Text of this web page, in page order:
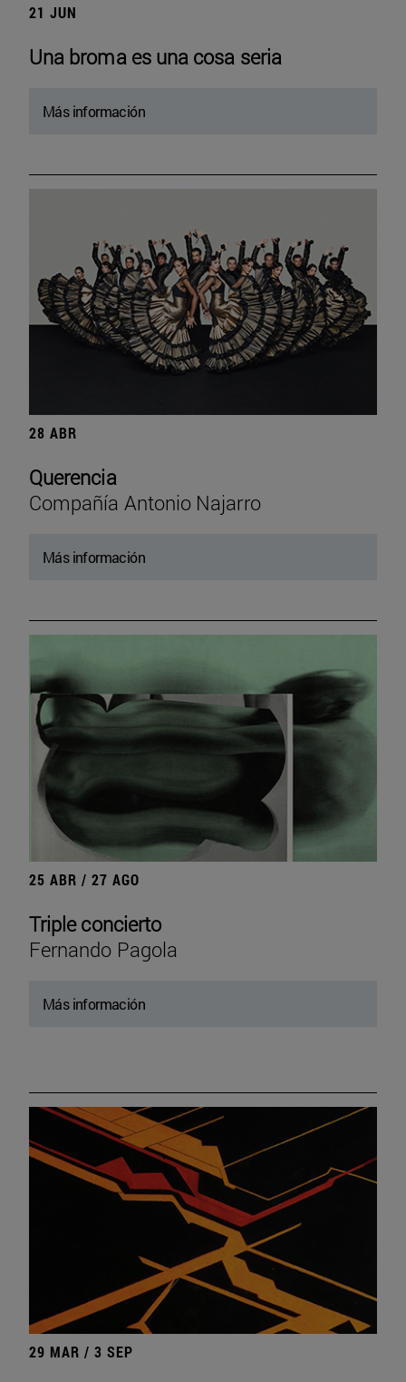
21 JUN
Una broma es una cosa seria
Más información
28 ABR
Querencia
Compañía Antonio Najarro
Más información
25 ABR / 27 AGO
Triple concierto
Fernando Pagola
Más información
29 MAR / 3 SEP